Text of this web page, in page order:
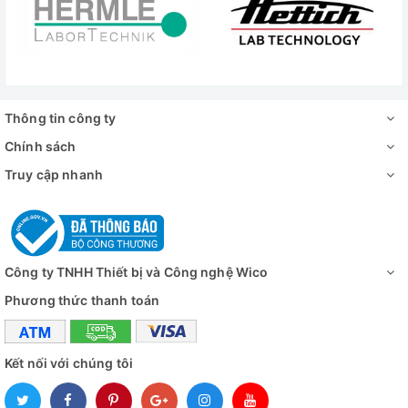
Ống kính 120x:
Trường thị giác: 2,4mm-66mm
Trọng lượng: 100g
Cung cấp bao gồm:
- Máy ảnh kính hiển vi 1 x 38MP
- 1 x Cáp HDMI
Thông tin công ty
Chính sách
Truy cập nhanh
Công ty TNHH Thiết bị và Công nghệ Wico
Phương thức thanh toán
Kết nối với chúng tôi